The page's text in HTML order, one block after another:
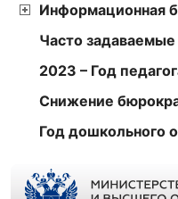
Информационная
Часто
2023 – Год
Снижение
Год дошкольного